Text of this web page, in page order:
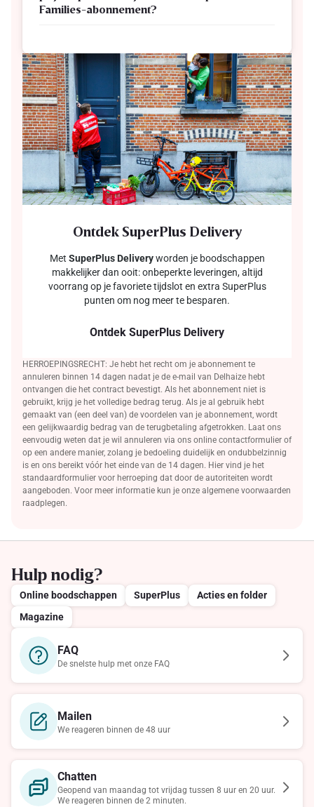
Families-abonnement?
Ontdek SuperPlus Delivery
Met SuperPlus Deliveryworden je boodschappen
makkelijker dan ooit: onbeperkte leveringen, altijd
voorrang op je favoriete tijdslot en extra SuperPlus
punten om nog meer te besparen.
Ontdek SuperPlus Delivery
HERROEPINGSRECHT: Je hebt het recht om je abonnement te
annuleren binnen 14 dagen nadat je de e-mail van Delhaize hebt
ontvangen die het contract bevestigt. Als het abonnement niet is
gebruikt, krijg je het volledige bedrag terug. Als je al gebruik hebt
gemaakt van (een deel van) de voordelen van je abonnement, wordt
een gelijkwaardig bedrag van de terugbetaling afgetrokken. Laat ons
eenvoudig weten dat je wil annuleren via ons online contactformulier of
op een andere manier, zolang je bedoeling duidelijk en ondubbelzinnig
is en ons bereikt vóór het einde van de 14 dagen. Hier vind je het
standaardformulier voor herroeping dat door de autoriteiten wordt
aangeboden. Voor meer informatie kun je onze algemene voorwaarden
raadplegen.
Hulp nodig?
Online boodschappen SuperPlus
Acties en folder
Magazine
FAQ
De snelste hulp met onze FAQ
Mailen
We reageren binnen de 48 uur
Chatten
Geopend van maandag tot vrijdag tussen 8 uur en 20 uur.
We reageren binnen de 2 minuten.